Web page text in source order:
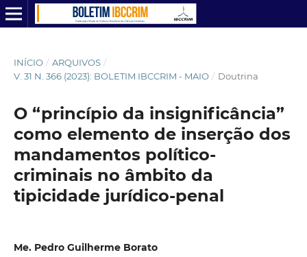
INÍCIO / ARQUIVOS /
V. 31 N. 366 (2023): BOLETIM IBCCRIM - MAIO / Doutrina
O “princípio da insignificância”
como elemento de inserção dos
mandamentos político-
criminais no âmbito da
tipicidade jurídico-penal
Me. Pedro Guilherme Borato